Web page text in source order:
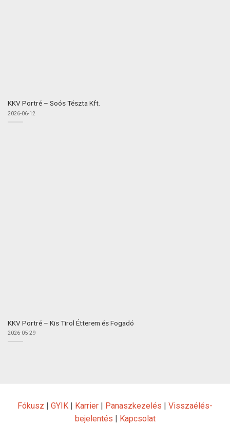
KKV Portré – Soós Tészta Kft.
2026-06-12
KKV Portré – Kis Tirol Étterem és Fogadó
2026-05-29
Fókusz GYIK Karrier Panaszkezelés
Visszaélés-
bejelentés
Kapcsolat